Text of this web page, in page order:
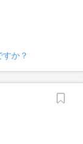
か？